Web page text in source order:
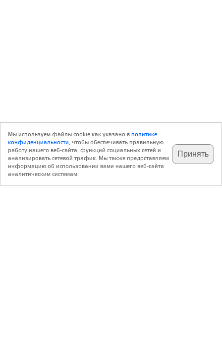
подпишитесь на наш
телеграм @archi_ru
✕
с 20 июля 1999 г.
Мы используем файлы cookie как указано вполитике
конфиденциальности, чтобы обеспечивать правильную
работу нашего веб-сайта, функций социальных сетей и
анализировать сетевой трафик. Мы также предоставляем
информацию об использовании вами нашего веб-сайта
аналитическим системам.
Принять